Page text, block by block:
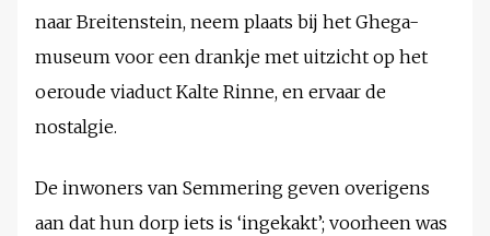
naar Breitenstein, neem plaats bij het Ghega-
museum voor een drankje met uitzicht op het
oeroude viaduct Kalte Rinne, en ervaar de
nostalgie.
De inwoners van Semmering geven overigens
aan dat hun dorp iets is ‘ingekakt’; voorheen was